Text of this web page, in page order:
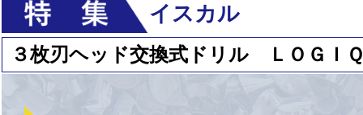
イスカル
３枚刃ヘッド交換式ドリル ＬＯＧＩ